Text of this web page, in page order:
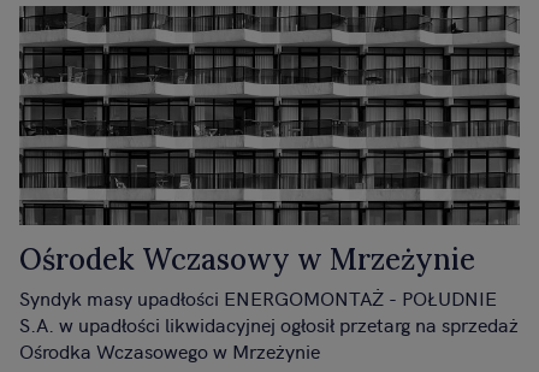
Ośrodek Wczasowy w Mrzeżynie
Syndyk masy upadłości ENERGOMONTAŻ - POŁUDNIE
S.A. w upadłości likwidacyjnej ogłosił przetarg na sprzedaż
Ośrodka Wczasowego w Mrzeżynie